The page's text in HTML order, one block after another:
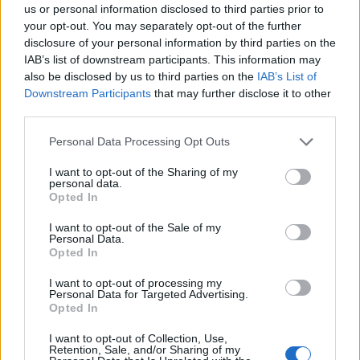
us or personal information disclosed to third parties prior to
your opt-out. You may separately opt-out of the further
disclosure of your personal information by third parties on the
IAB’s list of downstream participants. This information may
also be disclosed by us to third parties on the IAB’s List of
Downstream Participants that may further disclose it to other
Personal Data Processing Opt Outs
I want to opt-out of the Sharing of my
personal data.
Opted In
I want to opt-out of the Sale of my
Personal Data.
Opted In
I want to opt-out of processing my
Personal Data for Targeted Advertising.
Opted In
I want to opt-out of Collection, Use,
Retention, Sale, and/or Sharing of my
Staran luetuimmat
1
MATKAILU